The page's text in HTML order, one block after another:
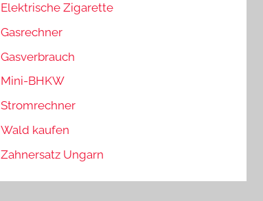
Elektrische Zigarette
Gasrechner
Gasverbrauch
Mini-BHKW
Stromrechner
Wald kaufen
Zahnersatz Ungarn